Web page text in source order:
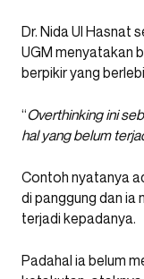
Dr. Nida UI Hasnat
UGM menyatakan
berpikir yang
“Overthinking ini
hal yang belum
Contoh nyatanya
di panggung dan ia
terjadi kepadanya.
Padahal ia belum